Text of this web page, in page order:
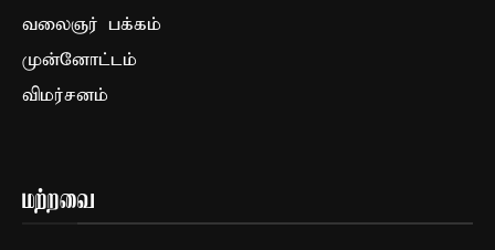
வலைஞர் பக்கம்
முன்னோட்டம்
விமர்சனம்
மற்றவை